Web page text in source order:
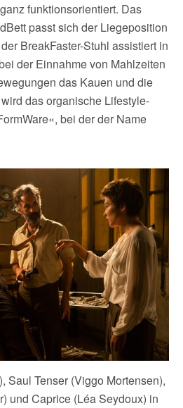
funktionsorientiert. Das
passt sich der Liegeposition
BreakFaster-Stuhl assistiert in
der Einnahme von Mahlzeiten
das Kauen und die
das organische Lifestyle-
bei der der Name
Saul Tenser (Viggo Mortensen),
und Caprice (Léa Seydoux) in